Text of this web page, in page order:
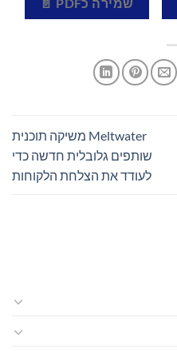
שמירה כPDF 📄
Meltwater משיקה תוכנית
שותפים גלובלית חדשה כדי
לעודד את הצלחת הלקוחות